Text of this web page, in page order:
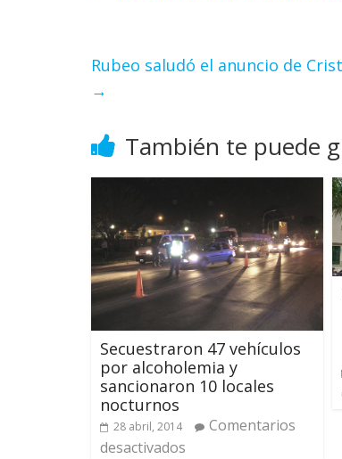
Rubeo saludó el anuncio de
→
También te puede
Secuestraron 47 vehículos
por alcoholemia y
sancionaron 10 locales
nocturnos
28 abril, 2014
Comentarios
desactivados